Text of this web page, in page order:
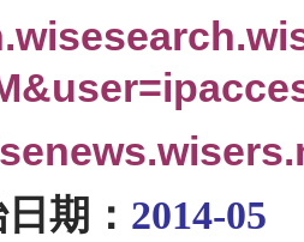
期： 2014-05